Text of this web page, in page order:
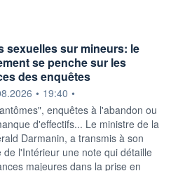
sexuelles sur mineurs: le
se penche sur les
des enquêtes
fournie par
• 19:40 •
enquêtes à l'abandon ou
d'effectifs... Le ministre de la
Darmanin, a transmis à son
de l'Intérieur une note qui détaille
majeures dans la prise en